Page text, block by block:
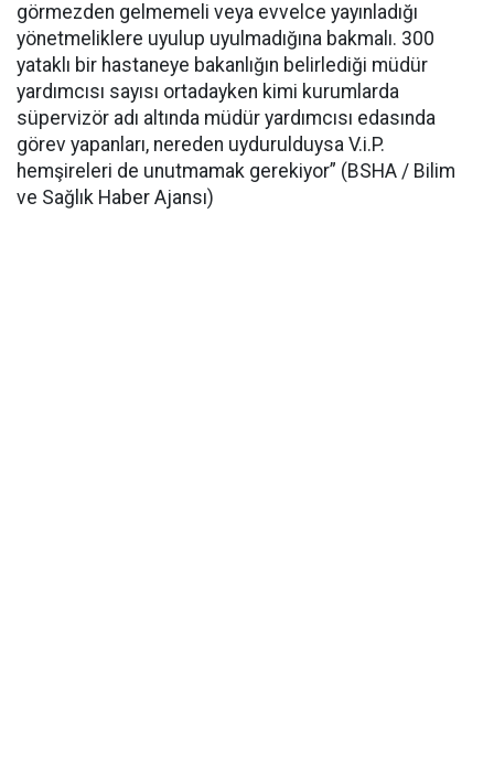
görmezden gelmemeli veya evvelce yayınladığı
yönetmeliklere uyulup uyulmadığına bakmalı. 300
yataklı bir hastaneye bakanlığın belirlediği müdür
yardımcısı sayısı ortadayken kimi kurumlarda
süpervizör adı altında müdür yardımcısı edasında
görev yapanları, nereden uydurulduysa V.i.P.
hemşireleri de unutmamak gerekiyor” (BSHA / Bilim
ve Sağlık Haber Ajansı)